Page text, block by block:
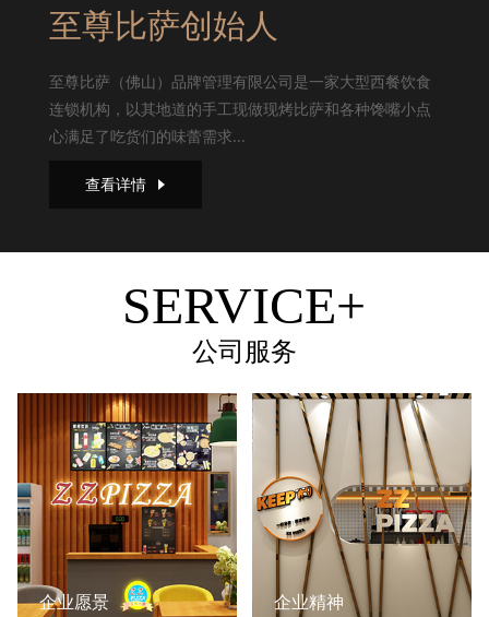
至尊比萨创始人
至尊比萨（佛山）品牌管理有限公司是一家大型西餐饮食
连锁机构，以其地道的手工现做现烤比萨和各种馋嘴小点
心满足了吃货们的味蕾需求...
查看详情
SERVICE+
公司服务
企业愿景 企业精神